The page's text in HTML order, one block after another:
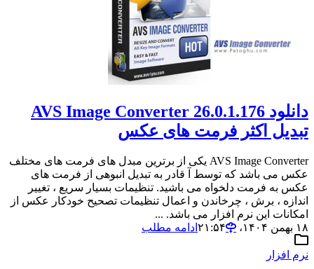
دانلود AVS Image Converter 26.0.1.176
تبدیل اکثر فرمت های عکس
AVS Image Converter یکی از برترین مبدل های فرمت های مختلف
عکس می باشد که توسط آ قادر به تبدیل انبوهی از فرمت های
عکس به فرمت دلخواه می باشید. تنظیمات بسیار سریع ، تغییر
اندازه ، برش ، چرخاندن و اعمال تنظیمات تصحیح خودکار عکس از
امکانات این نرم افزار می باشد. ...
۱۸ بهمن ۱۴۰۴،‏ ۲۱:۵۴
ادامه مطلب
نرم افزار